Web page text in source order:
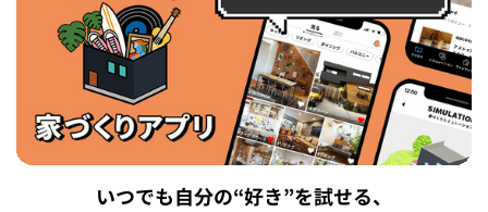
いつでも自分の“好き”を試せる、